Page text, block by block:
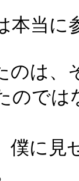
本当
のは
ので
僕に